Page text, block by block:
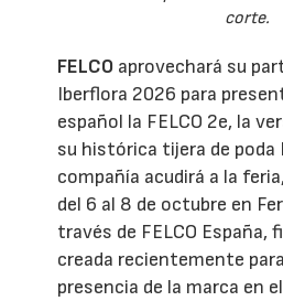
corte.
FELCO aprovechará su
Iberflora 2026 para
español la FELCO 2e, la
su histórica tijera de poda
compañía acudirá a la
del 6 al 8 de octubre en
través de FELCO España,
creada recientemente
presencia de la marca en